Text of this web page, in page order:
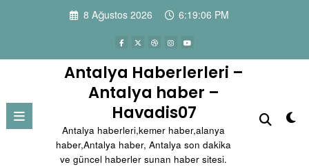
8 Ağustos 2026 6:19:06 PM
Antalya Haberlerleri –
Antalya haber –
Havadis07
Antalya haberleri,kemer haber,alanya
haber,Antalya haber, Antalya son dakika
ve güncel haberler sunan haber sitesi.